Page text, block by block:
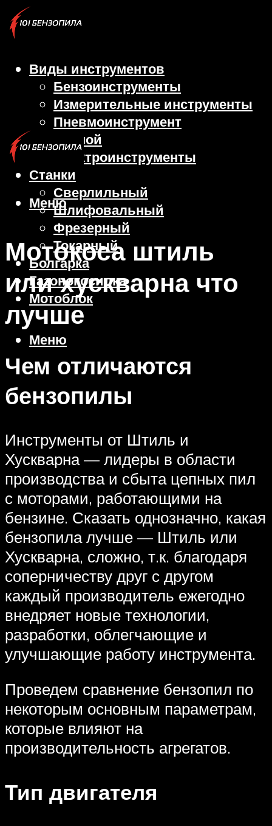
Виды инструментов
Бензоинструменты
Измерительные инструменты
Пневмоинструмент
Ручной
Электроинструменты
Станки
Сверлильный
Шлифовальный
Фрезерный
Токарный
Болгарка
Газонокосилка
Мотоблок
Меню
Меню
Мотокоса штиль
или хускварна что
лучше
Чем отличаются
бензопилы
Инструменты от Штиль и
Хускварна — лидеры в области
производства и сбыта цепных пил
с моторами, работающими на
бензине. Сказать однозначно, какая
бензопила лучше — Штиль или
Хускварна, сложно, т.к. благодаря
соперничеству друг с другом
каждый производитель ежегодно
внедряет новые технологии,
разработки, облегчающие и
улучшающие работу инструмента.
Проведем сравнение бензопил по
некоторым основным параметрам,
которые влияют на
производительность агрегатов.
Тип двигателя